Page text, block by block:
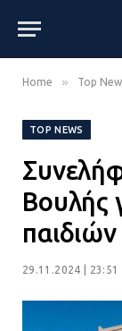
Home » Top
TOP NEWS
Βουλής
29.11.2024 | 23:51